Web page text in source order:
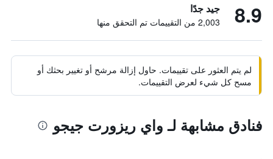
8.9 جيد جدًا
2,003 من التقييمات تم التحقق منها
لم يتم العثور على تقييمات. حاول إزالة مرشح أو تغيير بحثك أو
مسح كل شيء لعرض التقييمات.
فنادق مشابهة لـ واي ريزورت جيجو